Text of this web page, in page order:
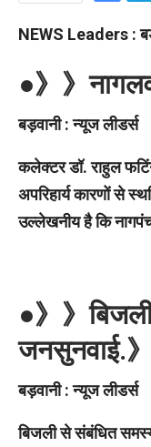
NEWS Leaders :
●》》
बड़वानी : न्यूज लीडर्स
कलेक्टर डॉ. राहुल
अपरिहार्य कारणों से
उल्लेखनीय है कि
●》》
जनसुनवाई.》
बड़वानी : न्यूज लीडर्स
बिजली से संबंधित